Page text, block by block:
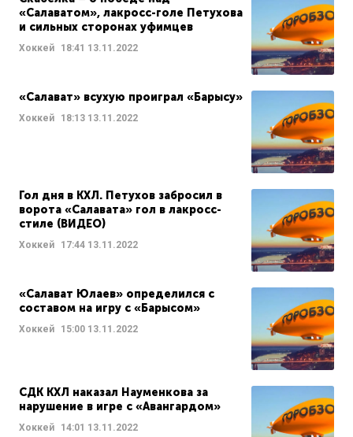
«Салаватом», лакросс-голе Петухова
и сильных сторонах уфимцев
Хоккей 18:41 13.11.2022
«Салават» всухую проиграл «Барысу»
Хоккей 18:13 13.11.2022
Гол дня в КХЛ. Петухов забросил в
ворота «Салавата» гол в лакросс-
стиле (ВИДЕО)
Хоккей 17:44 13.11.2022
«Салават Юлаев» определился с
составом на игру с «Барысом»
Хоккей 15:00 13.11.2022
СДК КХЛ наказал Науменкова за
нарушение в игре с «Авангардом»
Хоккей 14:01 13.11.2022